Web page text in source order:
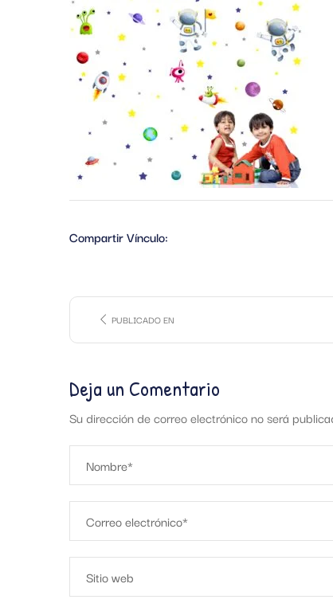
Compartir Vínculo:
PUBLICADO EN
Deja un Comentario
Su dirección de correo electrónico no será